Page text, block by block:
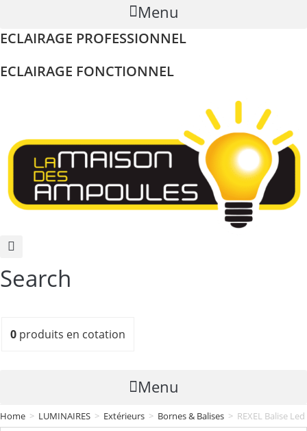
Menu
ECLAIRAGE PROFESSIONNEL
ECLAIRAGE FONCTIONNEL
Search
0 produits en cotation
Menu
Home > LUMINAIRES > Extérieurs > Bornes & Balises > REXEL Balise Led